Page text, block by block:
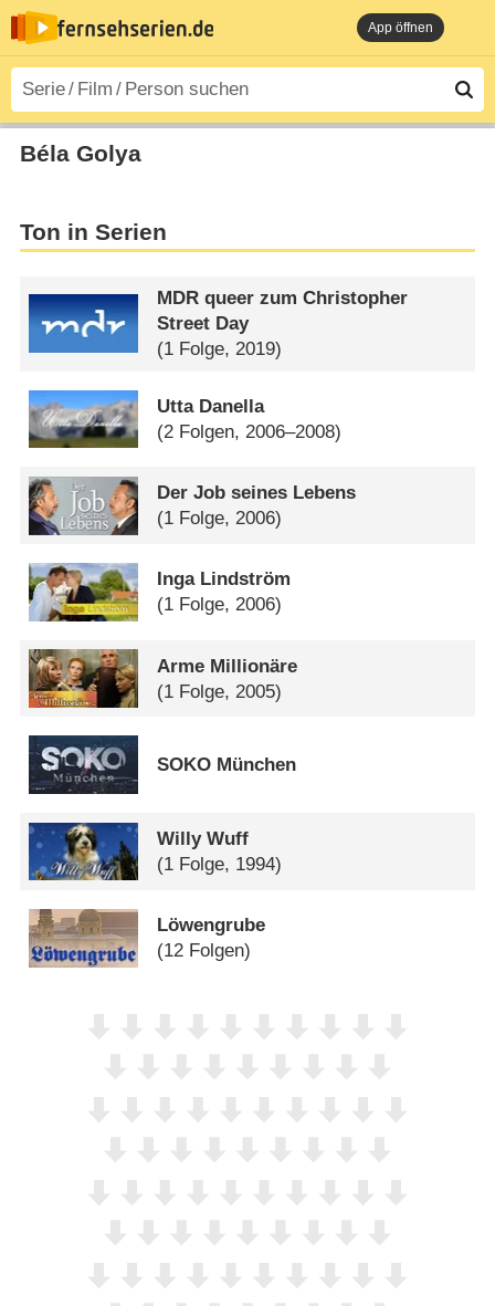
App öffnen
Béla Golya
Ton in Serien
MDR queer zum Christopher
Street Day
(1 Folge, 2019)
Utta Danella
(2 Folgen, 2006–2008)
Der Job seines Lebens
(1 Folge, 2006)
Inga Lindström
(1 Folge, 2006)
Arme Millionäre
(1 Folge, 2005)
SOKO München
Willy Wuff
(1 Folge, 1994)
Löwengrube
(12 Folgen)